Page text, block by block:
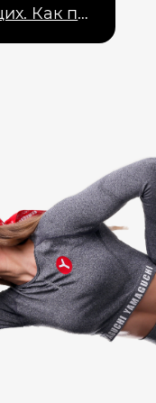
Домашний фитнес-зал для всей семьи. Какие тренажёры выбрать?